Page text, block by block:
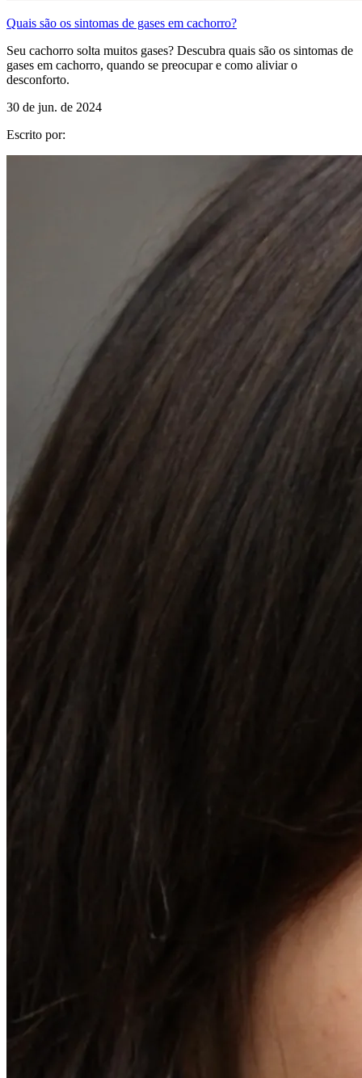
Quais são os sintomas de gases em cachorro?
Seu cachorro solta muitos gases? Descubra quais são os sintomas de
gases em cachorro, quando se preocupar e como aliviar o
desconforto.
30 de jun. de 2024
Escrito por: